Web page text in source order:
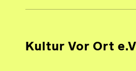
Kultur Vor Ort